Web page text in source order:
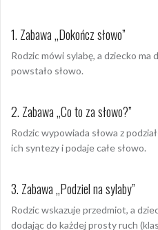
1. Zabawa „Dokończ słowo”
Rodzic mówi sylabę, a dziecko ma
powstało słowo.
2. Zabawa „Co to za słowo?”
Rodzic wypowiada słowa z
ich syntezy i podaje całe słowo.
3. Zabawa „Podziel na sylaby”
Rodzic wskazuje przedmiot, a
dodając do każdej prosty ruch